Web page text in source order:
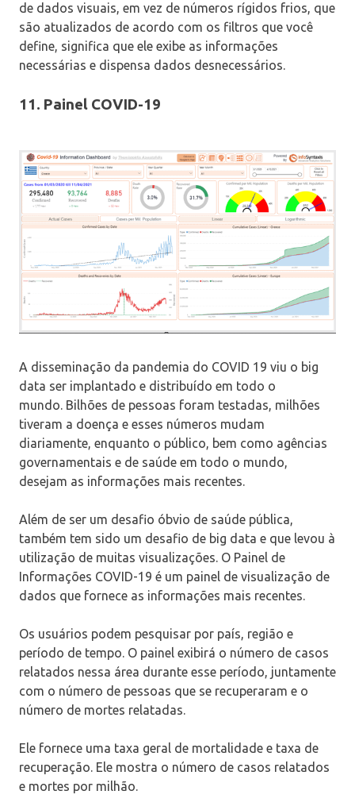
de dados visuais, em vez de números rígidos frios, que
são atualizados de acordo com os filtros que você
define, significa que ele exibe as informações
necessárias e dispensa dados desnecessários.
11. Painel COVID-19
A disseminação da pandemia do COVID 19 viu o big
data ser implantado e distribuído em todo o
mundo. Bilhões de pessoas foram testadas, milhões
tiveram a doença e esses números mudam
diariamente, enquanto o público, bem como agências
governamentais e de saúde em todo o mundo,
desejam as informações mais recentes.
Além de ser um desafio óbvio de saúde pública,
também tem sido um desafio de big data e que levou à
utilização de muitas visualizações. O Painel de
Informações COVID-19 é um painel de visualização de
dados que fornece as informações mais recentes.
Os usuários podem pesquisar por país, região e
período de tempo. O painel exibirá o número de casos
relatados nessa área durante esse período, juntamente
com o número de pessoas que se recuperaram e o
número de mortes relatadas.
Ele fornece uma taxa geral de mortalidade e taxa de
recuperação. Ele mostra o número de casos relatados
e mortes por milhão.